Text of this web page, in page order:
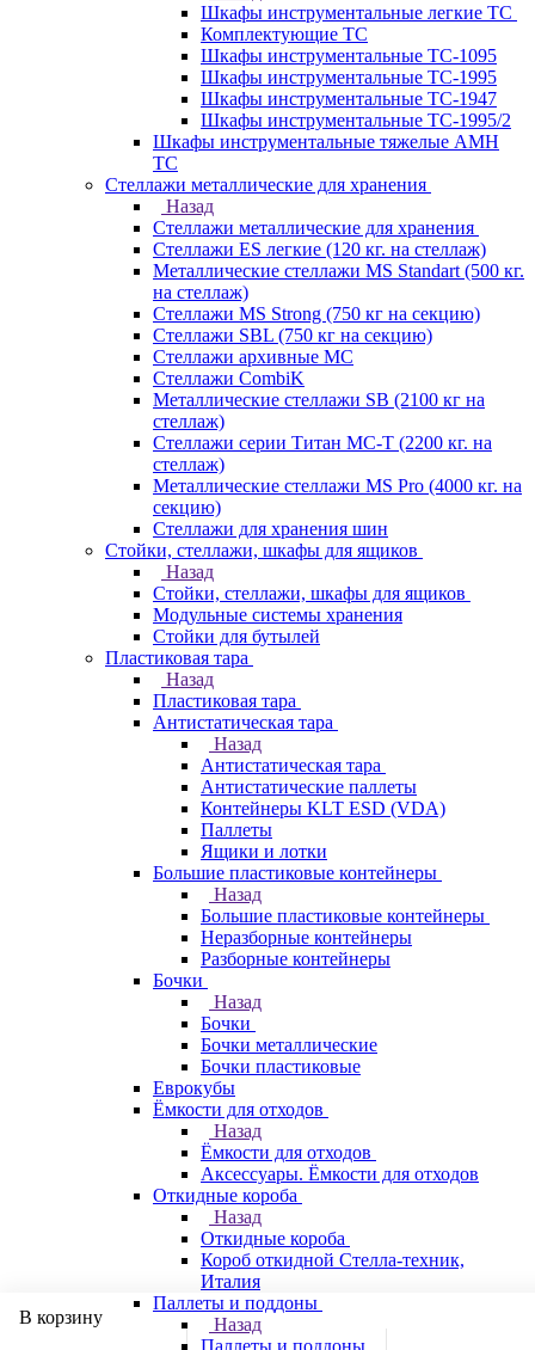
Шкафы инструментальные легкие ТС
Комплектующие ТС
Шкафы инструментальные TC-1095
Шкафы инструментальные TC-1995
Шкафы инструментальные ТС-1947
Шкафы инструментальные ТС-1995/2
Шкафы инструментальные тяжелые AMH
TC
Стеллажи металлические для хранения
Назад
Стеллажи металлические для хранения
Стеллажи ES легкие (120 кг. на стеллаж)
Металлические стеллажи MS Standart (500 кг.
на стеллаж)
Стеллажи MS Strong (750 кг на секцию)
Стеллажи SBL (750 кг на секцию)
Стеллажи архивные МС
Стеллажи CombiK
Металлические стеллажи SB (2100 кг на
стеллаж)
Стеллажи серии Титан МС-Т (2200 кг. на
стеллаж)
Металлические стеллажи MS Pro (4000 кг. на
секцию)
Стеллажи для хранения шин
Стойки, стеллажи, шкафы для ящиков
Назад
Стойки, стеллажи, шкафы для ящиков
Модульные системы хранения
Стойки для бутылей
Пластиковая тара
Назад
Пластиковая тара
Антистатическая тара
Назад
Антистатическая тара
Антистатические паллеты
Контейнеры KLT ESD (VDA)
Паллеты
Ящики и лотки
Большие пластиковые контейнеры
Назад
Большие пластиковые контейнеры
Неразборные контейнеры
Разборные контейнеры
Бочки
Назад
Бочки
Бочки металлические
Бочки пластиковые
Еврокубы
Ёмкости для отходов
Назад
Ёмкости для отходов
Аксессуары. Ёмкости для отходов
Откидные короба
Назад
Откидные короба
Короб откидной Стелла-техник,
Италия
Паллеты и поддоны
Назад
Паллеты и поддоны
В корзину